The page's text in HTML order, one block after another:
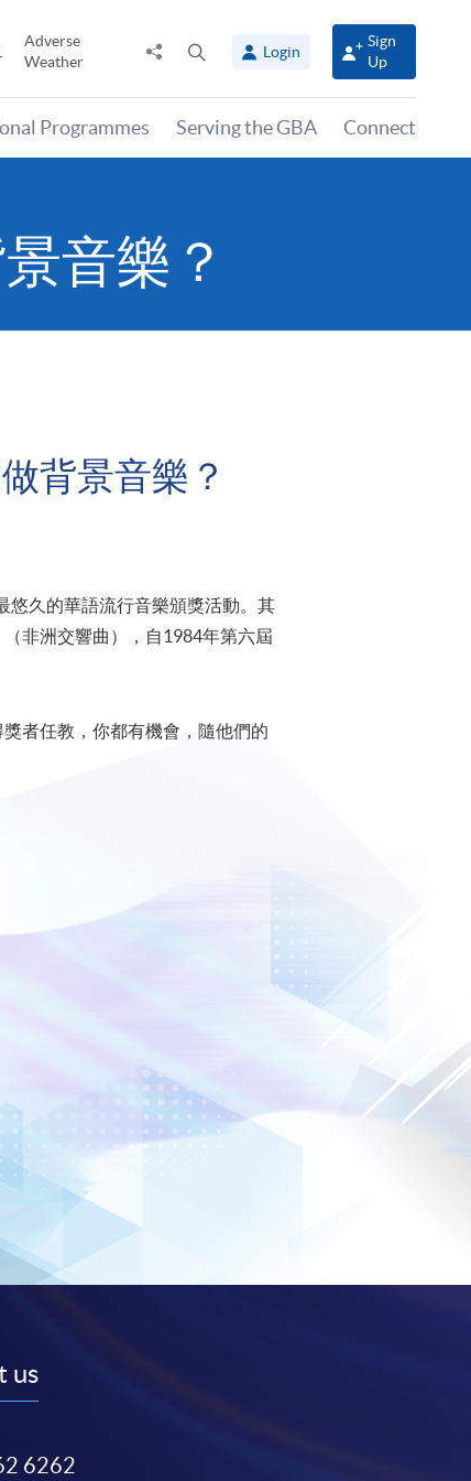
Adverse
Weather
Share
panel
Login
Sign
Up
Programmes Serving the GBA Connect
音樂？
背景音樂？
悠久的華語流行音樂頒獎活動。其
非洲交響曲），自1984年第六屆
者任教，你都有機會，隨他們的
us
6262